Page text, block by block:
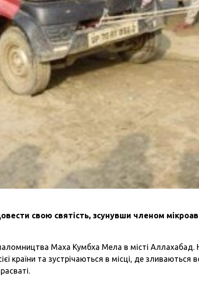
свою святість, зсунувши членом
Маха Кумбха Мела в місті Аллахабад.
країни та зустрічаються в місці, де зливаються